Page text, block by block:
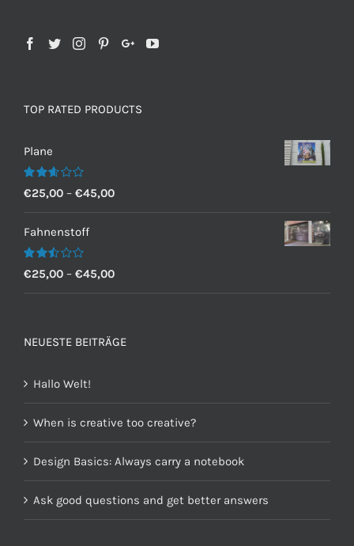
TOP RATED PRODUCTS
Plane
Bewertet
mit
2.60
von 5
€25,00 – €45,00
Fahnenstoff
Bewertet
mit
2.50
€25,00 – €45,00
NEUESTE BEITRÄGE
Hallo Welt!
When is creative too creative?
Design Basics: Always carry a notebook
Ask good questions and get better answers